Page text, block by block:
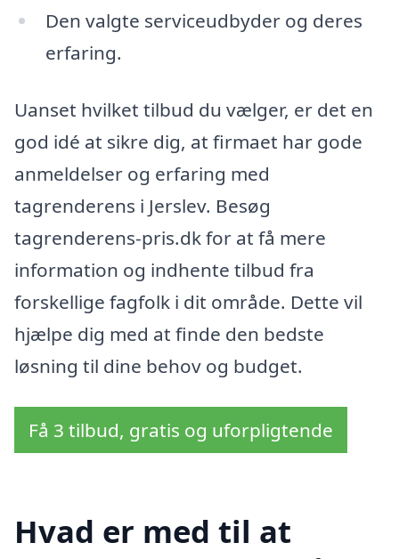
Den valgte serviceudbyder og deres
erfaring.
Uanset hvilket tilbud du vælger, er det en
god idé at sikre dig, at firmaet har gode
anmeldelser og erfaring med
tagrenderens i Jerslev. Besøg
tagrenderens-pris.dk for at få mere
information og indhente tilbud fra
forskellige fagfolk i dit område. Dette vil
hjælpe dig med at finde den bedste
løsning til dine behov og budget.
Få 3 tilbud, gratis og uforpligtende
Hvad er med til at